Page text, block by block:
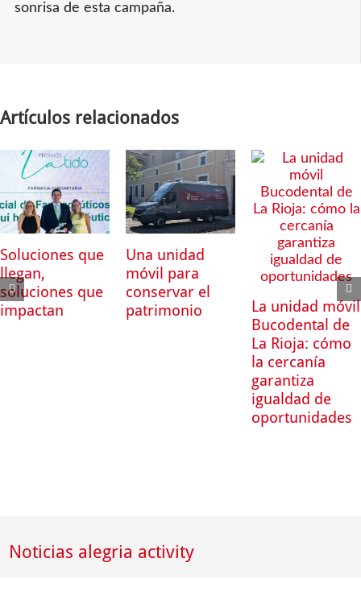
sonrisa de esta campaña.
Artículos relacionados
Soluciones que
llegan,
soluciones que
impactan
Una unidad
móvil para
conservar el
patrimonio
La unidad móvil
Bucodental de
La Rioja: cómo
la cercanía
garantiza
igualdad de
oportunidades
Noticias alegria activity